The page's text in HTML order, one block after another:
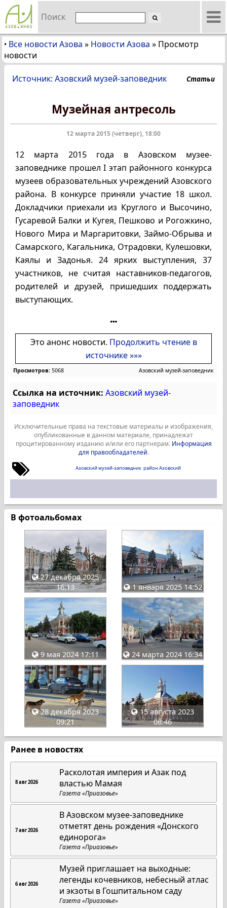
Поиск
• Все новости Азова » Новости Азова » Просмотр
новости
Источник: Азовский музей-заповедник Статьи
Музейная антресоль
12 марта 2015 (четверг), 18:00
12 марта 2015 года в Азовском музее-
заповеднике прошел I этап районного конкурса
музеев образовательных учреждений Азовского
района. В конкурсе приняли участие 18 школ.
Докладчики приехали из Круглого и Высочино,
Гусаревой Балки и Кугея, Пешково и Рогожкино,
Нового Мира и Маргаритовки, Займо-Обрыва и
Самарского, Кагальника, Отрадовки, Кулешовки,
Каялы и Задонья. 24 ярких выступления, 37
участников, не считая наставников-педагогов,
родителей и друзей, пришедших поддержать
выступающих.
Это анонс новости. Продолжить чтение в
источнике »»»
Просмотров: 5068 Азовский музей-заповедник
Ссылка на источник: Азовский музей-
заповедник
Исключительные права на текстовые материалы и изображения,
опубликованные в данном материале, принадлежат
процитированному изданию и/или его партнерам. Информация
для правообладателей.
Азовский музей-заповедник район Азовский
В фотоальбомах
27 декабря 2025
16:13
1 января 2025 14:52
9 мая 2024 17:11 24 марта 2024 16:34
28 декабря 2023
09:21
15 августа 2023
08:46
Ранее в новостях
8 авг 2026
Расколотая империя и Азак под
властью Мамая
Газета «Приазовье»
7 авг 2026
В Азовском музее-заповеднике
отметят день рождения «Донского
единорога»
Газета «Приазовье»
6 авг 2026
Музей приглашает на выходные:
легенды кочевников, небесный атлас
и экзоты в Гошпитальном саду
Газета «Приазовье»